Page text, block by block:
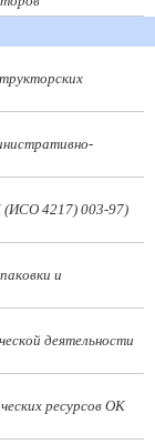
4217) 003-97)
и
деятельности
ресурсов ОК